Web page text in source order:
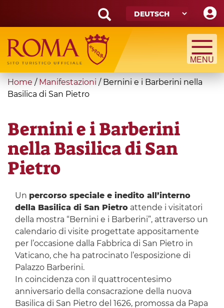
main
content
Search
form
Suche
You
are
Home / Manifestazioni / Bernini e i Barberini nella
Basilica di San Pietro
Bernini e i Barberini
nella Basilica di San
Pietro
Un percorso speciale e inedito all’interno
della Basilica di San Pietroattende i visitatori
della mostra “Bernini e i Barberini”, attraverso un
calendario di visite progettate appositamente
per l’occasione dalla Fabbrica di San Pietro in
Vaticano, che ha patrocinato l’esposizione di
Palazzo Barberini.
In coincidenza con il quattrocentesimo
anniversario della consacrazione della nuova
Basilica di San Pietro del 1626, promossa da Papa